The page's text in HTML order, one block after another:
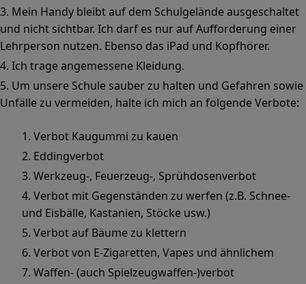
Mein Handy bleibt auf dem Schulgelände ausgeschaltet
und nicht sichtbar. Ich darf es nur auf Aufforderung einer
Lehrperson nutzen. Ebenso das iPad und Kopfhörer.
Ich trage angemessene Kleidung.
Um unsere Schule sauber zu halten und Gefahren sowie
Unfälle zu vermeiden, halte ich mich an folgende Verbote:
Verbot Kaugummi zu kauen
Eddingverbot
Werkzeug-, Feuerzeug-, Sprühdosenverbot
Verbot mit Gegenständen zu werfen (z.B. Schnee-
und Eisbälle, Kastanien, Stöcke usw.)
Verbot auf Bäume zu klettern
Verbot von E-Zigaretten, Vapes und ähnlichem
Waffen- (auch Spielzeugwaffen-)verbot